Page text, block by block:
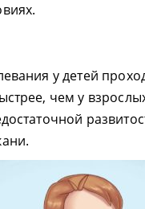
у детей
чем у